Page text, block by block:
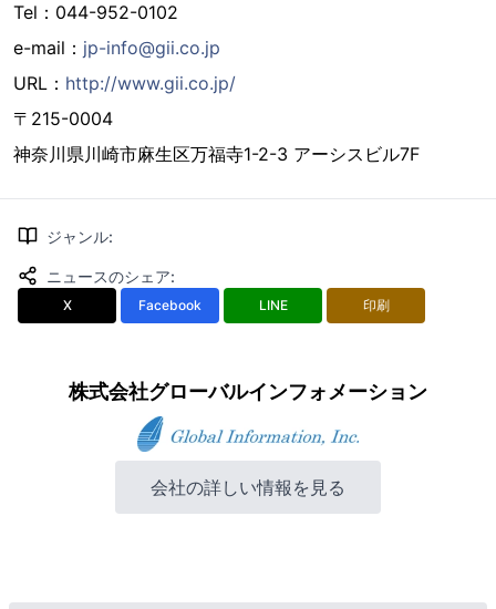
Tel：044-952-0102
e-mail： jp-info@gii.co.jp
URL： http://www.gii.co.jp/
〒215-0004
神奈川県川崎市麻生区万福寺1-2-3 アーシスビル7F
ジャンル:
ニュースのシェア:
X Facebook LINE 印刷
株式会社グローバルインフォメーション
会社の詳しい情報を見る